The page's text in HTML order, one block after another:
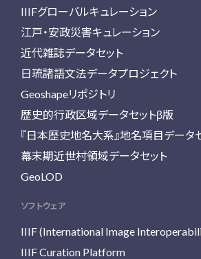
IIIFグローバルキュレーション
江戸・安政災害キュレーション
近代雑誌データセット
日琉諸語文法データプロジェクト
Geoshapeリポジトリ
歴史的行政区域データセットβ版
『日本歴史地名大系』地名項目データ
幕末期近世村領域データセット
GeoLOD
ソフトウェア
IIIF (International Image
IIIF Curation Platform